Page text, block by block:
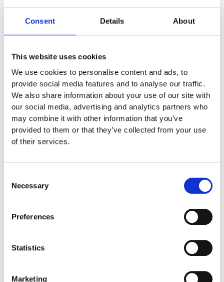
Consent Details About
This website uses cookies
We use cookies to personalise content and ads, to
provide social media features and to analyse our traffic.
We also share information about your use of our site with
our social media, advertising and analytics partners who
may combine it with other information that you’ve
provided to them or that they’ve collected from your use
of their services.
Selection
Necessary
Preferences
Statistics
Marketing
Garantivillkor
Produktens utseende kan avvika mot de bilder som visas
på hemsidan.
Mer information om produkten, klicka här
DWG, produktblad, teknisk information, bilder etc.
Relaterade produkter